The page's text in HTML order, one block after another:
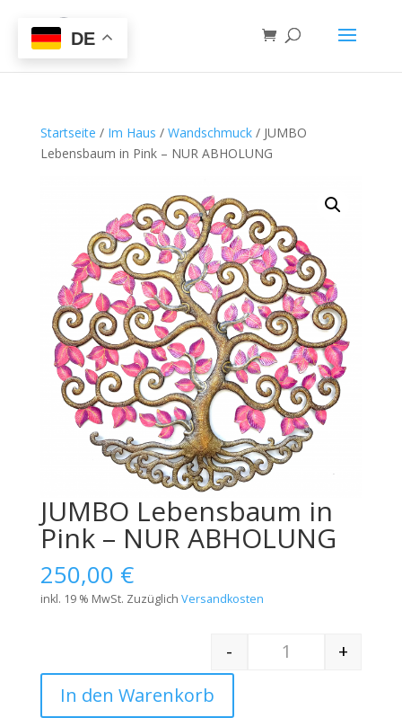
Startseite / Im Haus / Wandschmuck/ JUMBO
Lebensbaum in Pink – NUR ABHOLUNG
JUMBO Lebensbaum in
Pink – NUR ABHOLUNG
250,00 €
inkl. 19 % MwSt. Zuzüglich Versandkosten
Quantity
-
+
In den Warenkorb
DE